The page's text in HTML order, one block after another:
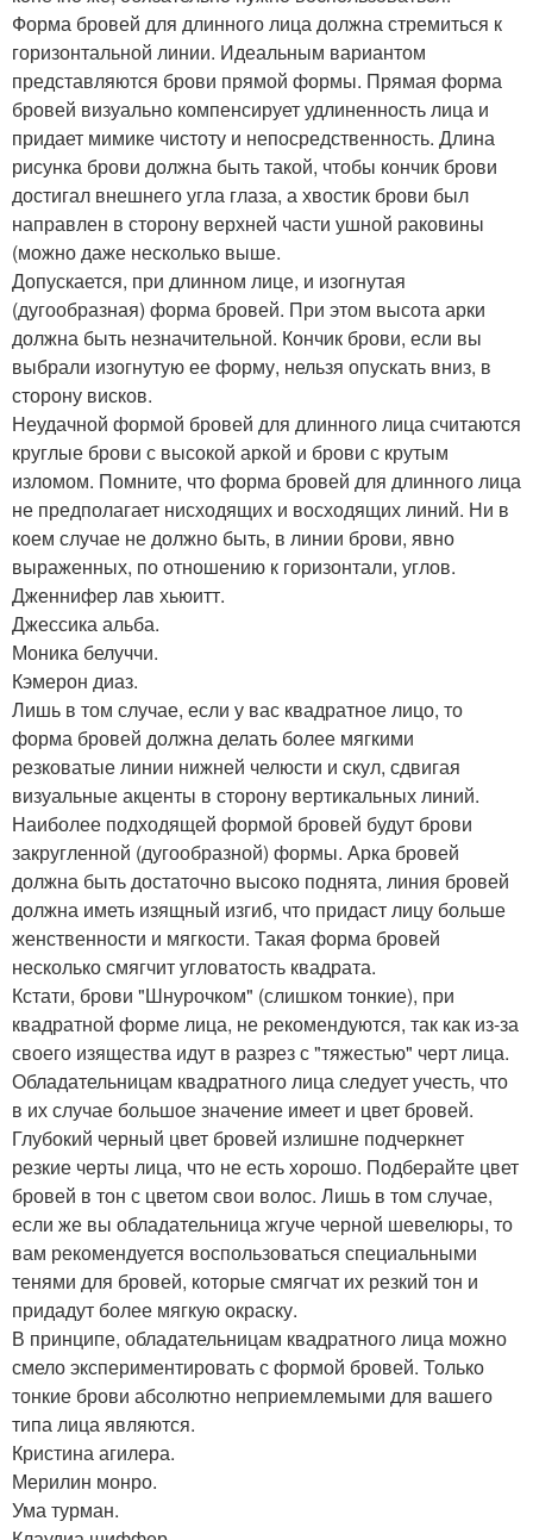
Форма бровей для длинного лица должна стремиться к
горизонтальной линии. Идеальным вариантом
представляются брови прямой формы. Прямая форма
бровей визуально компенсирует удлиненность лица и
придает мимике чистоту и непосредственность. Длина
рисунка брови должна быть такой, чтобы кончик брови
достигал внешнего угла глаза, а хвостик брови был
направлен в сторону верхней части ушной раковины
(можно даже несколько выше.
Допускается, при длинном лице, и изогнутая
(дугообразная) форма бровей. При этом высота арки
должна быть незначительной. Кончик брови, если вы
выбрали изогнутую ее форму, нельзя опускать вниз, в
сторону висков.
Неудачной формой бровей для длинного лица считаются
круглые брови с высокой аркой и брови с крутым
изломом. Помните, что форма бровей для длинного лица
не предполагает нисходящих и восходящих линий. Ни в
коем случае не должно быть, в линии брови, явно
выраженных, по отношению к горизонтали, углов.
Дженнифер лав хьюитт.
Джессика альба.
Моника белуччи.
Кэмерон диаз.
Лишь в том случае, если у вас квадратное лицо, то
форма бровей должна делать более мягкими
резковатые линии нижней челюсти и скул, сдвигая
визуальные акценты в сторону вертикальных линий.
Наиболее подходящей формой бровей будут брови
закругленной (дугообразной) формы. Арка бровей
должна быть достаточно высоко поднята, линия бровей
должна иметь изящный изгиб, что придаст лицу больше
женственности и мягкости. Такая форма бровей
несколько смягчит угловатость квадрата.
Кстати, брови "Шнурочком" (слишком тонкие), при
квадратной форме лица, не рекомендуются, так как из-за
своего изящества идут в разрез с "тяжестью" черт лица.
Обладательницам квадратного лица следует учесть, что
в их случае большое значение имеет и цвет бровей.
Глубокий черный цвет бровей излишне подчеркнет
резкие черты лица, что не есть хорошо. Подберайте цвет
бровей в тон с цветом свои волос. Лишь в том случае,
если же вы обладательница жгуче черной шевелюры, то
вам рекомендуется воспользоваться специальными
тенями для бровей, которые смягчат их резкий тон и
придадут более мягкую окраску.
В принципе, обладательницам квадратного лица можно
смело экспериментировать с формой бровей. Только
тонкие брови абсолютно неприемлемыми для вашего
типа лица являются.
Кристина агилера.
Мерилин монро.
Ума турман.